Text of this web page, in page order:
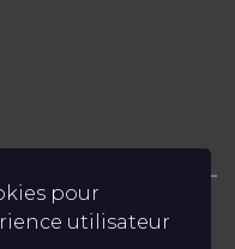
pour
utilisateur